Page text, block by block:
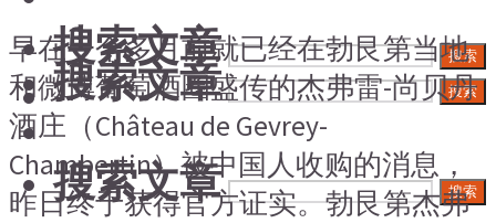
搜索文章 搜索
搜索文章 搜索
搜索文章 搜索
早在一个多月前就已经在勃艮第当地
和微博葡萄酒圈盛传的杰弗雷-尚贝丹
酒庄（Château de Gevrey-
Chambertin）被中国人收购的消息，
昨日终于获得官方证实。勃艮第杰弗